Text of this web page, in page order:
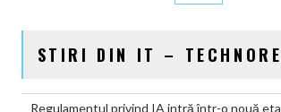
STIRI DIN IT –
Regulamentul privind IA intră într-o nouă